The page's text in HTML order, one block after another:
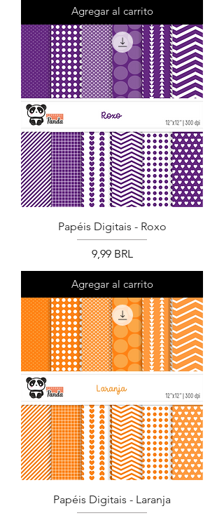
Agregar al carrito
Papéis Digitais - Roxo
Precio
9,99 BRL
Agregar al carrito
Papéis Digitais - Laranja